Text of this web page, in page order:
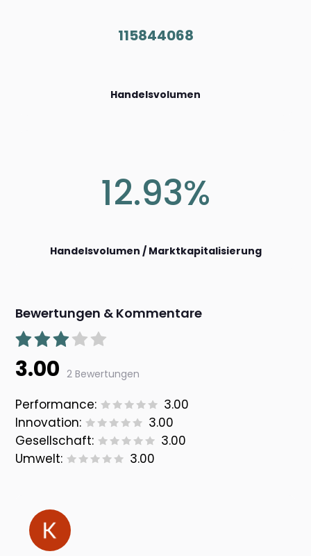
115844068
Handelsvolumen
12.93%
Handelsvolumen / Marktkapitalisierung
Bewertungen & Kommentare
3.00 2 Bewertungen
Performance:
3.00
Innovation:
3.00
Gesellschaft:
3.00
Umwelt:
3.00